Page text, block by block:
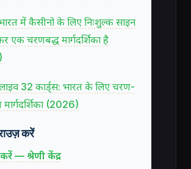
में कैसीनो के लिए निःशुल्क साइन
चरणबद्ध मार्गदर्शिका है
32 कार्ड्स: भारत के लिए चरण-
(2026)
करें
— श्रेणी केंद्र